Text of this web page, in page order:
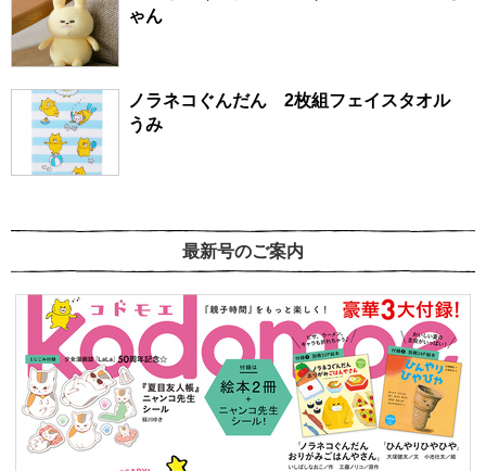
ゃん
ノラネコぐんだん 2枚組フェイスタオル
うみ
最新号のご案内